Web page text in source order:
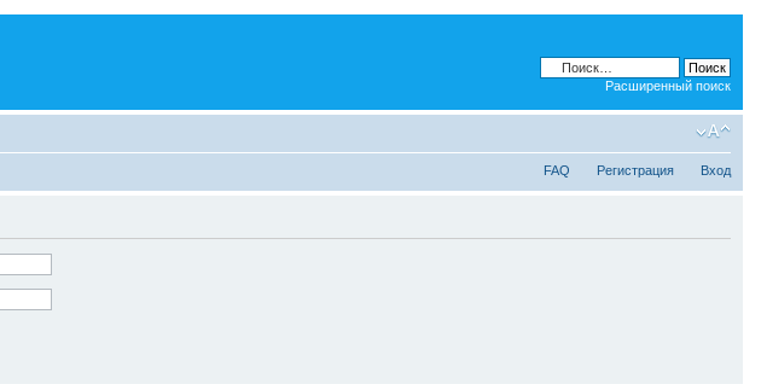
Расширенный поиск
FAQ Регистрация Вход